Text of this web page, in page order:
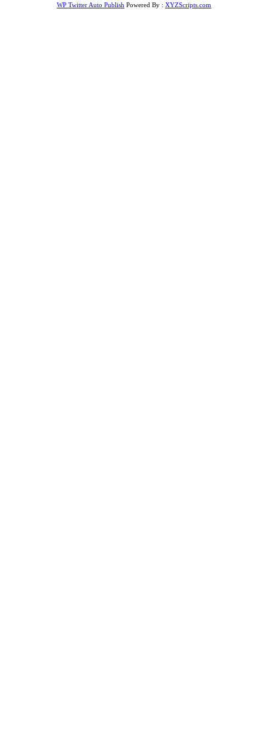
WP Twitter Auto Publish Powered By : XYZScripts.com